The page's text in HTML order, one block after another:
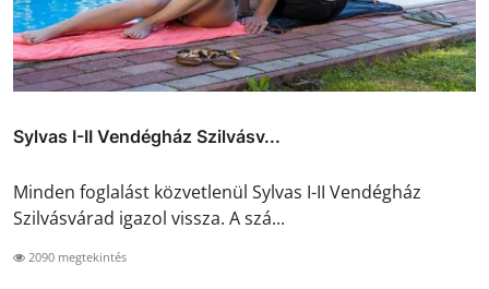
Sylvas I-II Vendégház Szilvásv...
Minden foglalást közvetlenül Sylvas I-II Vendégház
Szilvásvárad igazol vissza. A szá...
2090 megtekintés